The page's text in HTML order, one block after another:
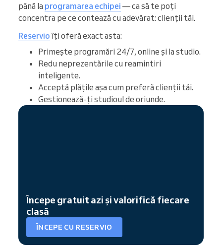
până la programarea echipei — ca să te poți
concentra pe ce contează cu adevărat: clienții tăi.
Reservio îți oferă exact asta:
Primește programări 24/7, online și la studio.
Redu neprezentările cu reamintiri
inteligente.
Acceptă plățile așa cum preferă clienții tăi.
Gestionează-ți studioul de oriunde.
Începe gratuit azi și valorifică fiecare
clasă
ÎNCEPE CU RESERVIO